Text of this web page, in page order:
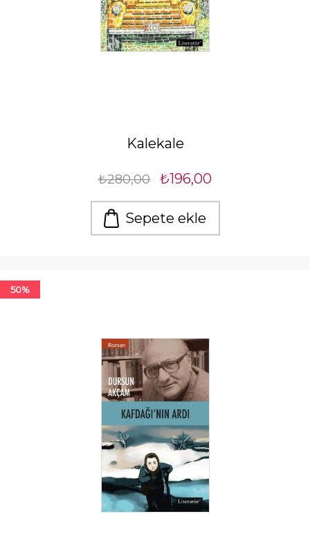
Kalekale
₺280,00 ₺196,00
Sepete ekle
50%